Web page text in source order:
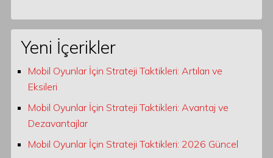
Yeni İçerikler
Mobil Oyunlar İçin Strateji Taktikleri: Artıları ve
Eksileri
Mobil Oyunlar İçin Strateji Taktikleri: Avantaj ve
Dezavantajlar
Mobil Oyunlar İçin Strateji Taktikleri: 2026 Güncel